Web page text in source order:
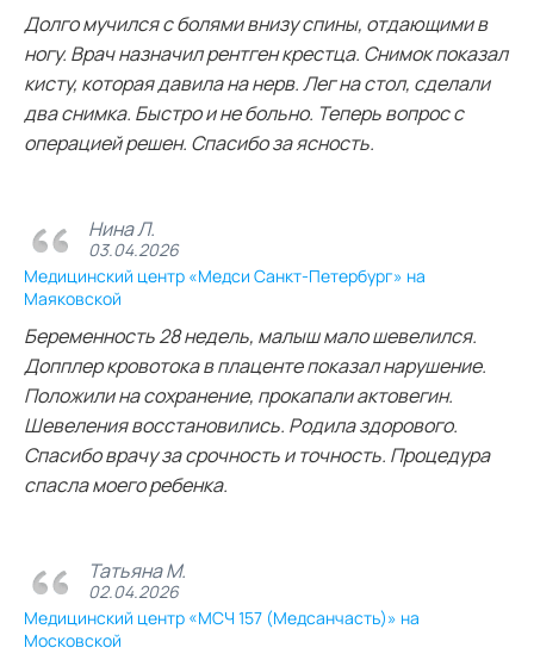
Долго мучился с болями внизу спины, отдающими в
ногу. Врач назначил рентген крестца. Снимок показал
кисту, которая давила на нерв. Лег на стол, сделали
два снимка. Быстро и не больно. Теперь вопрос с
операцией решен. Спасибо за ясность.
Нина Л.
03.04.2026
Медицинский центр «Медси Санкт-Петербург» на
Маяковской
Беременность 28 недель, малыш мало шевелился.
Допплер кровотока в плаценте показал нарушение.
Положили на сохранение, прокапали актовегин.
Шевеления восстановились. Родила здорового.
Спасибо врачу за срочность и точность. Процедура
спасла моего ребенка.
Татьяна М.
02.04.2026
Медицинский центр «МСЧ 157 (Медсанчасть)» на
Московской